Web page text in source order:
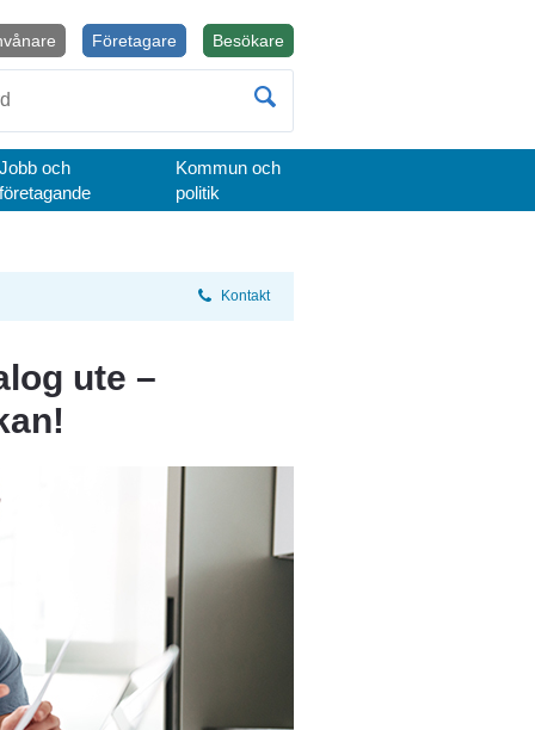
BesökareÖppnas i nytt fönster.
Företagare
Jobb och
företagande
Kommun och
politik
Kontakt
ute –